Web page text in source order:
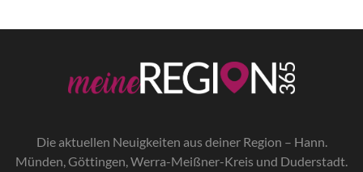
Die aktuellen Neuigkeiten aus deiner Region – Hann.
Münden, Göttingen, Werra-Meißner-Kreis und Duderstadt.